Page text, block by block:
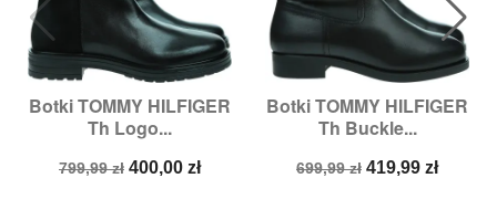
Botki TOMMY HILFIGER
Th Logo...
Cena
799,99 zł Cena
400,00 zł
Botki TOMMY HILFIGER
Th Buckle...
Cena
699,99 zł Cena
419,99 zł